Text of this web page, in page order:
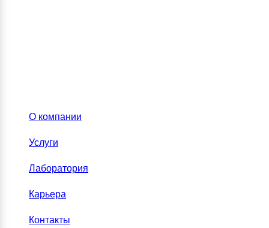
О компании
Услуги
Лаборатория
Карьера
Контакты